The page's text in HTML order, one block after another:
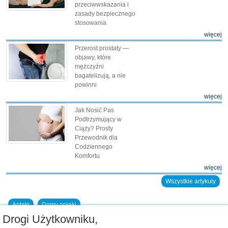
przeciwwskazania i
zasady bezpiecznego
stosowania
więcej
Przerost prostaty —
objawy, które
mężczyźni
bagatelizują, a nie
powinni
więcej
Jak Nosić Pas
Podtrzymujący w
Ciąży? Prosty
Przewodnik dla
Codziennego
Komfortu
więcej
Wszystkie artykuły
Apteki Domy opieki
Drogi Użytkowniku,